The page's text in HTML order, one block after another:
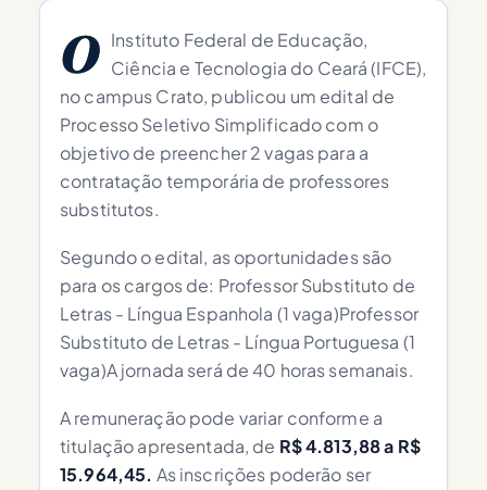
O Instituto Federal de Educação,
Ciência e Tecnologia do Ceará (IFCE),
no campus Crato, publicou um edital de
Processo Seletivo Simplificado com o
objetivo de preencher 2 vagas para a
contratação temporária de professores
substitutos.
Segundo o edital, as oportunidades são
para os cargos de: Professor Substituto de
Letras - Língua Espanhola (1 vaga)Professor
Substituto de Letras - Língua Portuguesa (1
vaga)A jornada será de 40 horas semanais.
A remuneração pode variar conforme a
titulação apresentada, de R$ 4.813,88 a R$
15.964,45. As inscrições poderão ser